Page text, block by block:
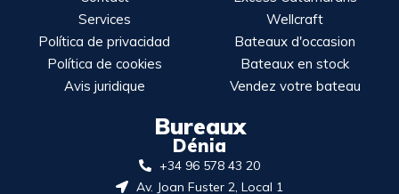
Services
Política de privacidad
Política de cookies
Avis juridique
Wellcraft
Bateaux d'occasion
Bateaux en stock
Vendez votre bateau
Bureaux
Dénia
+34 96 578 43 20
Av. Joan Fuster 2, Local 1